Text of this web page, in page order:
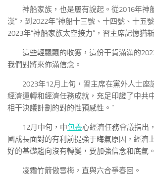
神船家族，也是屢有說起。從2016年神
漢”，到2022年“神船十三號、十四號、十五
2023年“神船家族太空接力”，習主席記憶猶新
這些輕飄飄的收獲，這份干貨滿滿的
我們對將來佈滿信念。
2023年12月上旬，習主席在黨外人士座
經濟運轉和經濟任務成就，充足印證了中共
相干決議計劃的對的性預感性。”
12月中旬，中包養心經濟任務會議指出
國成長面對的有利前提強于晦氣原因，經濟
好的基礎趨向沒有轉變，要加強信念和底氣。
凌霜竹箭傲雪梅，直與六合爭春回。